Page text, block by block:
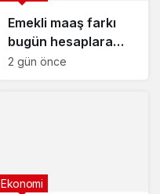
Emekli maaş farkı
bugün hesaplara
yatıyor
2 gün önce
Ekonomi